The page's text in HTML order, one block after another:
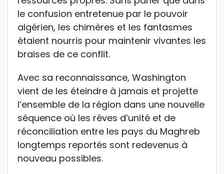
le confusion entretenue par le pouvoir
algérien, les chimères et les fantasmes
étaient nourris pour maintenir vivantes les
braises de ce conflit.
Avec sa reconnaissance, Washington
vient de les éteindre à jamais et projette
l’ensemble de la région dans une nouvelle
séquence où les rêves d’unité et de
réconciliation entre les pays du Maghreb
longtemps reportés sont redevenus à
nouveau possibles.